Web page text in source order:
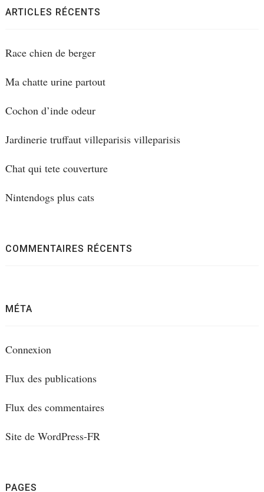
ARTICLES RÉCENTS
Race chien de berger
Ma chatte urine partout
Cochon d’inde odeur
Jardinerie truffaut villeparisis villeparisis
Chat qui tete couverture
Nintendogs plus cats
COMMENTAIRES RÉCENTS
MÉTA
Connexion
Flux des publications
Flux des commentaires
Site de WordPress-FR
PAGES